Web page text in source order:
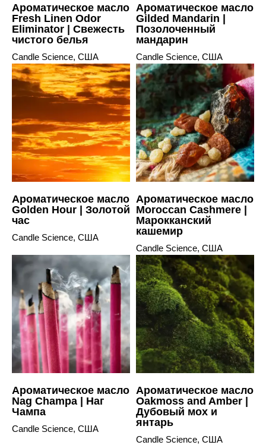
Ароматическое масло
Fresh Linen Odor
Eliminator | Свежесть
чистого белья
Candle Science, США
Ароматическое масло
Gilded Mandarin |
Позолоченный
мандарин
Candle Science, США
Ароматическое масло
Golden Hour | Золотой
час
Candle Science, США
Ароматическое масло
Moroccan Cashmere |
Марокканский
кашемир
Candle Science, США
Ароматическое масло
Nag Champa | Наг
Чампа
Candle Science, США
Ароматическое масло
Oakmoss and Amber |
Дубовый мох и
янтарь
Candle Science, США